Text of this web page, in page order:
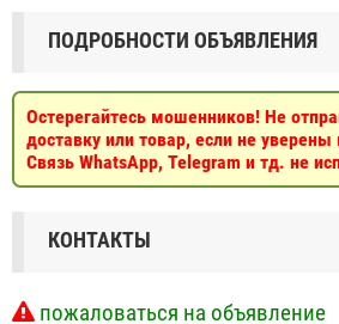
ПОДРОБНОСТИ ОБЪЯВЛЕНИЯ
Остерегайтесь мошенников! Не
доставку или товар, если не уверены
Связь WhatsApp, Telegram и тд. не
КОНТАКТЫ
пожаловаться на объявление